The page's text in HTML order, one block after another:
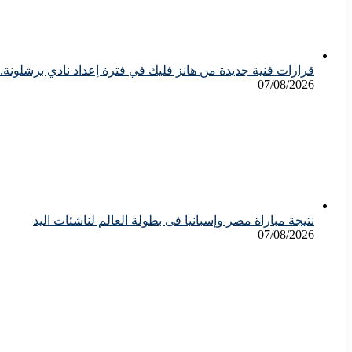
قرارات فنية جديدة من هانز فليك في فترة إعداد نادي
07/08/2026
نتيجة مباراة مصر وإسبانيا فى بطولة العالم لناشئات اليد
07/08/2026